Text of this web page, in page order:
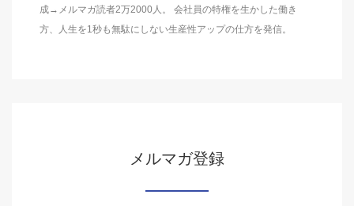
成→メルマガ読者2万2000人。 会社員の特権を生かした働き
方、人生を1秒も無駄にしない生産性アップの仕方を発信。
メルマガ登録